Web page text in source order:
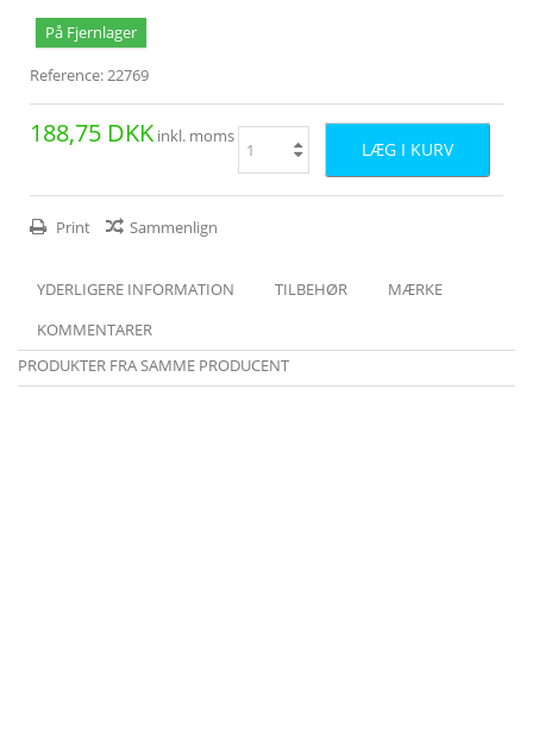
På Fjernlager
Reference:22769
188,75 DKK inkl. moms
LÆG I KURV
Print Sammenlign
YDERLIGERE INFORMATION TILBEHØR
MÆRKE
KOMMENTARER
PRODUKTER FRA SAMME PRODUCENT